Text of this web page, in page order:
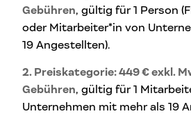
Gebühren, gültig für 1 Person
oder Mitarbeiter*in von
19 Angestellten).
2. Preiskategorie: 449 € exkl.
Gebühren, gültig für 1
Unternehmen mit mehr als 19